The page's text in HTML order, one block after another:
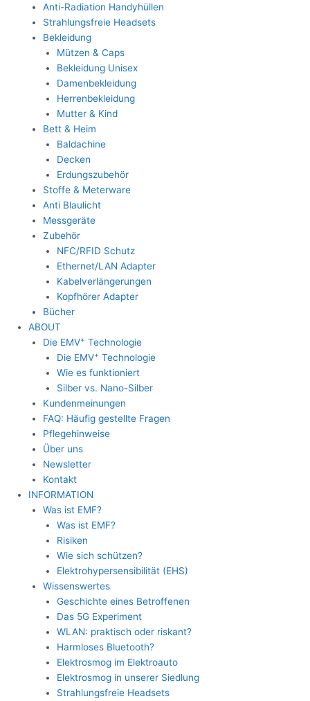
Anti-Radiation Handyhüllen
Strahlungsfreie Headsets
Bekleidung
Mützen & Caps
Bekleidung Unisex
Damenbekleidung
Herrenbekleidung
Mutter & Kind
Bett & Heim
Baldachine
Decken
Erdungszubehör
Stoffe & Meterware
Anti Blaulicht
Messgeräte
Zubehör
NFC/RFID Schutz
Ethernet/LAN Adapter
Kabelverlängerungen
Kopfhörer Adapter
Bücher
ABOUT
Die EMV+ Technologie
Die EMV+ Technologie
Wie es funktioniert
Silber vs. Nano-Silber
Kundenmeinungen
FAQ: Häufig gestellte Fragen
Pflegehinweise
Über uns
Newsletter
Kontakt
INFORMATION
Was ist EMF?
Was ist EMF?
Risiken
Wie sich schützen?
Elektrohypersensibilität (EHS)
Wissenswertes
Geschichte eines Betroffenen
Das 5G Experiment
WLAN: praktisch oder riskant?
Harmloses Bluetooth?
Elektrosmog im Elektroauto
Elektrosmog in unserer Siedlung
Strahlungsfreie Headsets